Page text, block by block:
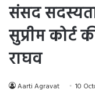
संसद
सुप्रीम कोर्ट
राघव
Aarti Agravat 10